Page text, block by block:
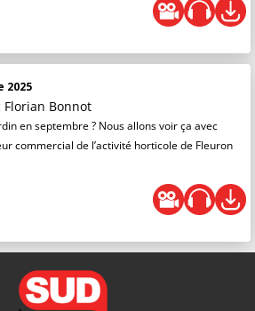
2025
Florian Bonnot
en septembre ? Nous allons voir ça avec
commercial de l’activité horticole de Fleuron